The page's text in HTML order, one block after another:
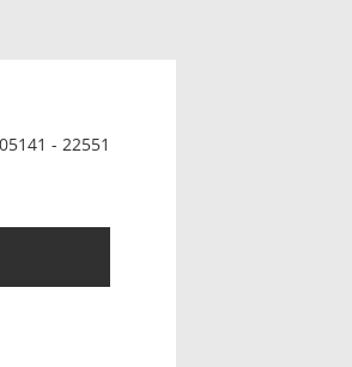
05141 - 22551